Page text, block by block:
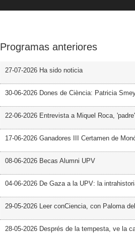
Programas anteriores
27-07-2026 Ha sido noticia
30-06-2026 Dones de Ciència: Patricia
22-06-2026 Entrevista a Miquel Roca,
17-06-2026 Ganadores III Certamen de
08-06-2026 Becas Alumni UPV
04-06-2026 De Gaza a la UPV: la
29-05-2026 Leer conCiencia, con Paloma
28-05-2026 Després de la tempesta, ve la